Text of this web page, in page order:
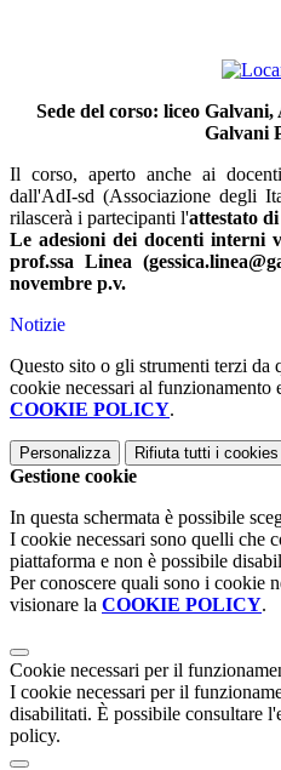
Sede del corso: liceo
Galvani
Il corso, aperto anche ai
dall'AdI-sd (Associazione degli
rilascerà i partecipanti l'attestato
Le adesioni dei docenti interni
prof.ssa Linea
novembre p.v.
Notizie
Questo sito o gli strumenti terzi da
cookie necessari al
COOKIE POLICY.
Personalizza Rifiuta tutti i cookies
Gestione cookie
In questa schermata è possibile
I cookie necessari sono quelli che
piattaforma e non è possibile
Per conoscere quali sono i cookie
visionare la COOKIE POLICY.
Cookie necessari per il
I cookie necessari per il
disabilitati. È possibile consultare
policy.